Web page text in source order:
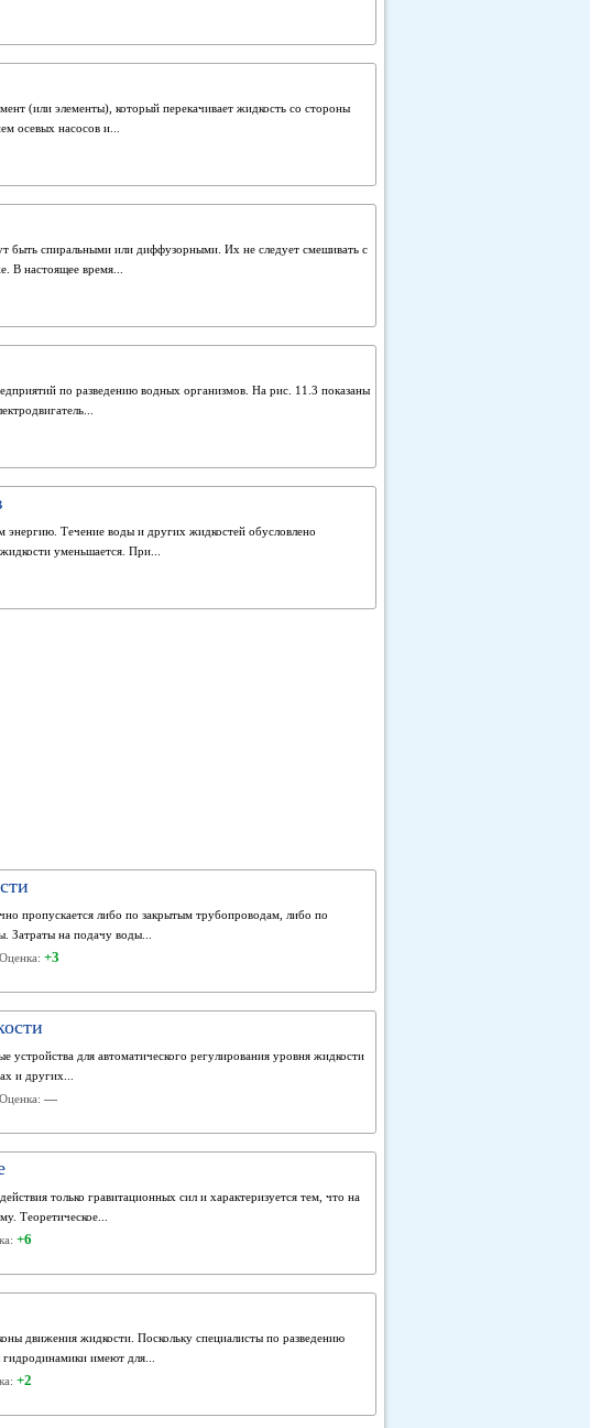
(или элементы), который перекачивает жидкость со стороны
осевых насосов и...
быть спиральными или диффузорными. Их не следует смешивать с
В настоящее время...
по разведению водных организмов. На рис. 11.3 показаны
Течение воды и других жидкостей обусловлено
уменьшается. При...
пропускается либо по закрытым трубопроводам, либо по
Затраты на подачу воды...
+3
устройства для автоматического регулирования уровня жидкости
и других...
—
только гравитационных сил и характеризуется тем, что на
Теоретическое...
+6
движения жидкости. Поскольку специалисты по разведению
имеют для...
+2